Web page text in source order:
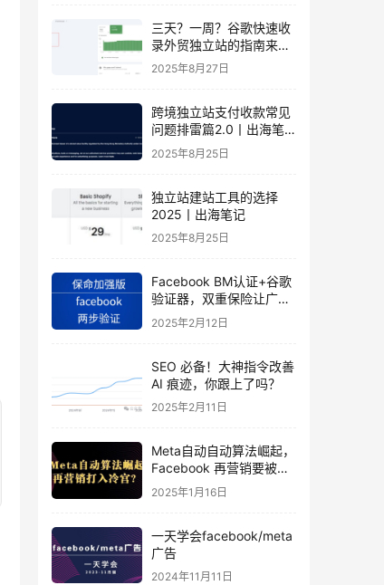
三天？一周？谷歌快速收
录外贸独立站的指南来
了！丨出海笔记
2025年8月27日
跨境独立站支付收款常见
问题排雷篇2.0丨出海笔
记
2025年8月25日
独立站建站工具的选择
2025丨出海笔记
2025年8月25日
Facebook BM认证+谷歌
验证器，双重保险让广告
投手账号稳如泰山
2025年2月12日
SEO 必备！大神指令改善
AI 痕迹，你跟上了吗？
2025年2月11日
Meta自动自动算法崛起，
Facebook 再营销要被打
入冷宫？
2025年1月16日
一天学会facebook/meta
广告
2024年11月11日